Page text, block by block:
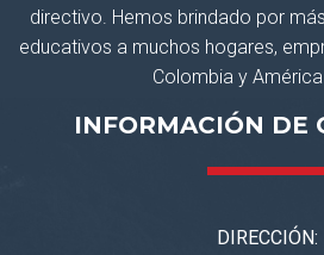
directivo. Hemos brindado por
educativos a muchos hogares,
Colombia y
INFORMACIÓN DE
DIRECCIÓN: